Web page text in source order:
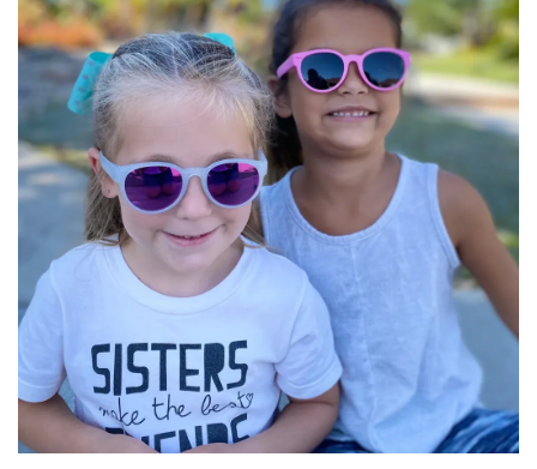
任選一副眼鏡，以99元優惠價加購【綁帶組】
售完
Roshambo專屬配件/替換鏡片
NT$ 99
NT$ 145